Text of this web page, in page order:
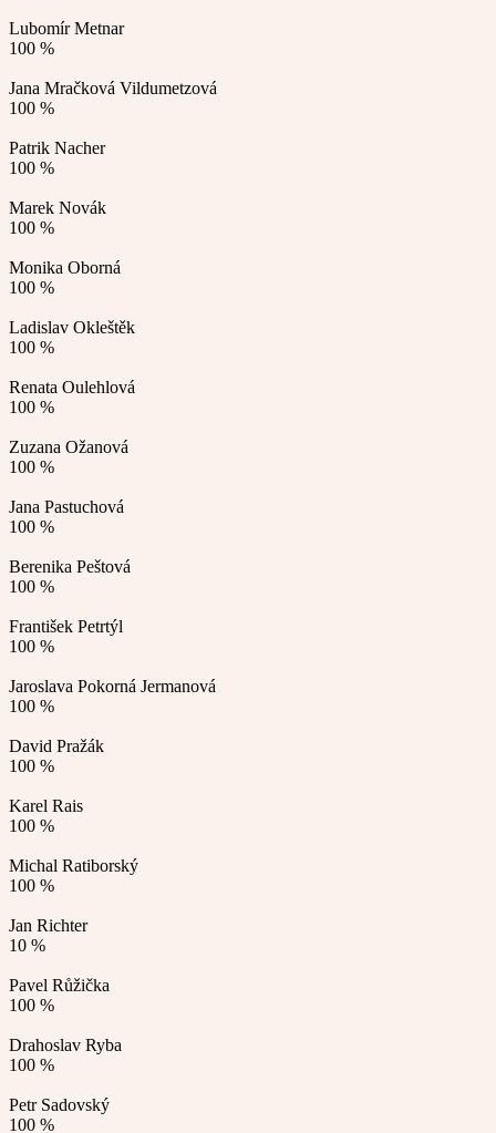
Lubomír Metnar
100 %
Jana Mračková Vildumetzová
100 %
Patrik Nacher
100 %
Marek Novák
100 %
Monika Oborná
100 %
Ladislav Okleštěk
100 %
Renata Oulehlová
100 %
Zuzana Ožanová
100 %
Jana Pastuchová
100 %
Berenika Peštová
100 %
František Petrtýl
100 %
Jaroslava Pokorná Jermanová
100 %
David Pražák
100 %
Karel Rais
100 %
Michal Ratiborský
100 %
Jan Richter
10 %
Pavel Růžička
100 %
Drahoslav Ryba
100 %
Petr Sadovský
100 %